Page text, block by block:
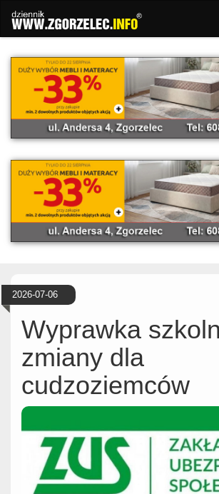
2026-07-06
Wyprawka
zmiany dla
cudzoziemców